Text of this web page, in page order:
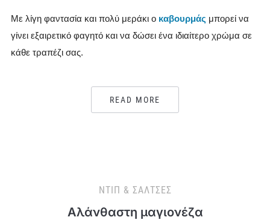
Με λίγη φαντασία και πολύ μεράκι ο καβουρμάς μπορεί να
γίνει εξαιρετικό φαγητό και να δώσει ένα ιδιαίτερο χρώμα σε
κάθε τραπέζι σας.
READ MORE
ΝΤΙΠ & ΣΆΛΤΣΕΣ
Αλάνθαστη μαγιονέζα